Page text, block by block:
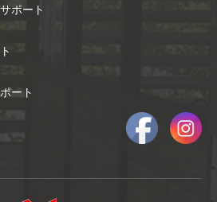
ポート
ート